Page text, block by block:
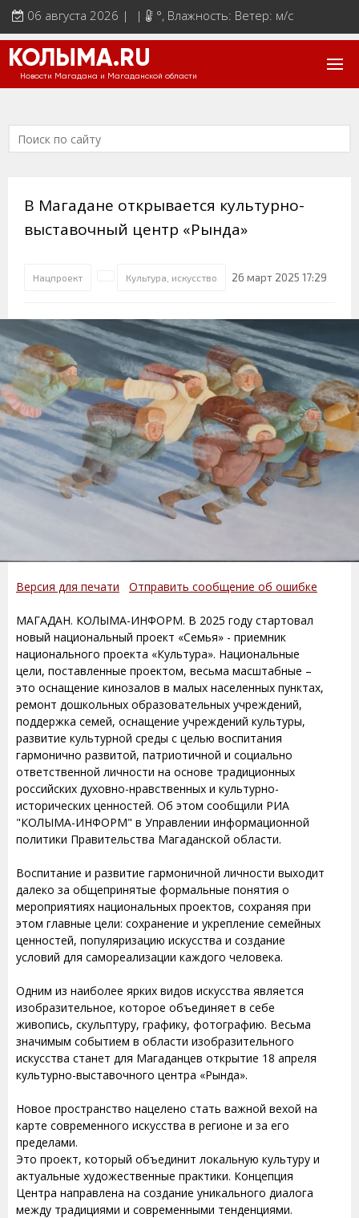
06 августа 2026 | | °, Влажность: Ветер: м/с
КОЛЫМА.RU
Новости Магадана и Магаданской области
В Магадане открывается культурно-
выставочный центр «Рында»
Нацпроект Культура, искусство 26 март 2025 17:29
Версия для печати Отправить сообщение об ошибке
МАГАДАН. КОЛЫМА-ИНФОРМ. В 2025 году стартовал
новый национальный проект «Семья» - приемник
национального проекта «Культура». Национальные
цели, поставленные проектом, весьма масштабные –
это оснащение кинозалов в малых населенных пунктах,
ремонт дошкольных образовательных учреждений,
поддержка семей, оснащение учреждений культуры,
развитие культурной среды с целью воспитания
гармонично развитой, патриотичной и социально
ответственной личности на основе традиционных
российских духовно-нравственных и культурно-
исторических ценностей. Об этом сообщили РИА
"КОЛЫМА-ИНФОРМ" в Управлении информационной
политики Правительства Магаданской области.
Воспитание и развитие гармоничной личности выходит
далеко за общепринятые формальные понятия о
мероприятиях национальных проектов, сохраняя при
этом главные цели: сохранение и укрепление семейных
ценностей, популяризацию искусства и создание
условий для самореализации каждого человека.
Одним из наиболее ярких видов искусства является
изобразительное, которое объединяет в себе
живопись, скульптуру, графику, фотографию. Весьма
значимым событием в области изобразительного
искусства станет для Магаданцев открытие 18 апреля
культурно-выставочного центра «Рында».
Новое пространство нацелено стать важной вехой на
карте современного искусства в регионе и за его
пределами.
Это проект, который объединит локальную культуру и
актуальные художественные практики. Концепция
Центра направлена на создание уникального диалога
между традициями и современными тенденциями.